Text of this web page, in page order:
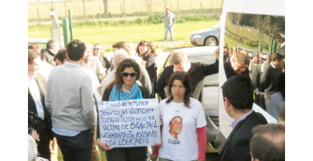
El
único
DIARIO
Balcarce